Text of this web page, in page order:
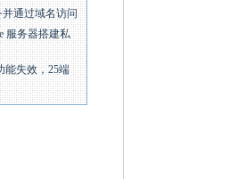
通过域名访问
服务器搭建私
能失效，25端